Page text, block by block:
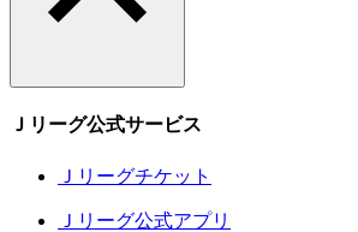
Ｊリーグ公式サービス
Ｊリーグチケット
Ｊリーグ公式アプリ